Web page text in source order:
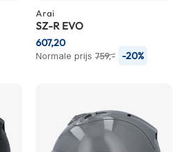
Arai
SZ-R EVO
Normale prijs 759,- -20%
607,20